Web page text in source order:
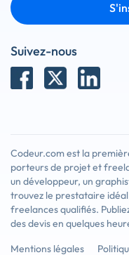
Suivez-nous
Codeur.com est la
porteurs de projet et
un développeur, un
trouvez le prestataire
freelances qualifiés.
des devis en quelques
Mentions légales